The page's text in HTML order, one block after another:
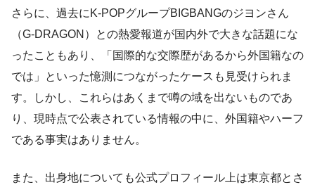
さらに、過去にK-POPグループBIGBANGのジヨンさん
（G-DRAGON）との熱愛報道が国内外で大きな話題にな
ったこともあり、「国際的な交際歴があるから外国籍なの
では」といった憶測につながったケースも見受けられま
す。しかし、これらはあくまで噂の域を出ないものであ
り、現時点で公表されている情報の中に、外国籍やハーフ
である事実はありません。
また、出身地についても公式プロフィール上は東京都とさ